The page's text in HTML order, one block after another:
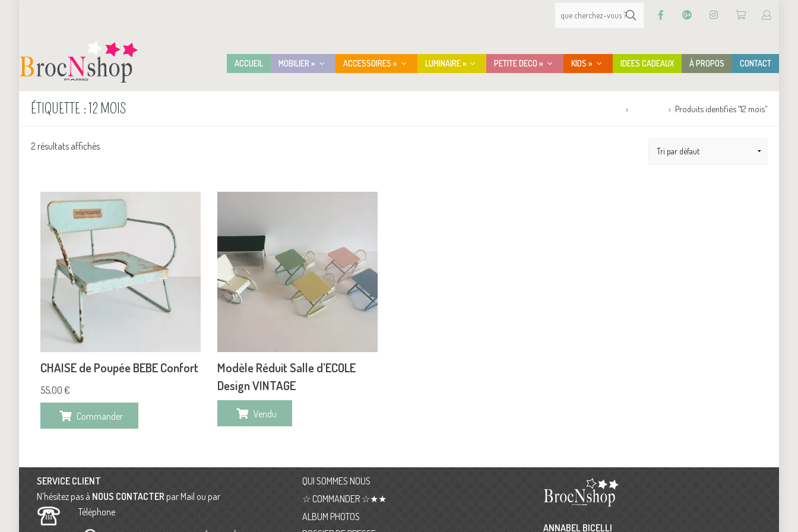
ACCUEIL MOBILIER » ACCESSOIRES » LUMINAIRE » PETITE DECO » KIDS » IDEES CADEAUX À PROPOS CONTACT
ÉTIQUETTE : 12 MOIS Produits identifiés “12 mois”
2 résultats affichés
CHAISE de Poupée BEBE Confort
55,00 €
Commander
Modèle Réduit Salle d’ECOLE
Design VINTAGE
Vendu
SERVICE CLIENT
N’hésitez pas à NOUS CONTACTER par Mail ou par
Téléphone
QUI SOMMES NOUS
☆ COMMANDER ☆★★
ALBUM PHOTOS
ANNABEL BICELLI